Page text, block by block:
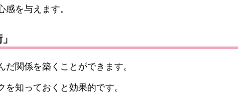
を与えます。
関係を築くことができます。
知っておくと効果的です。